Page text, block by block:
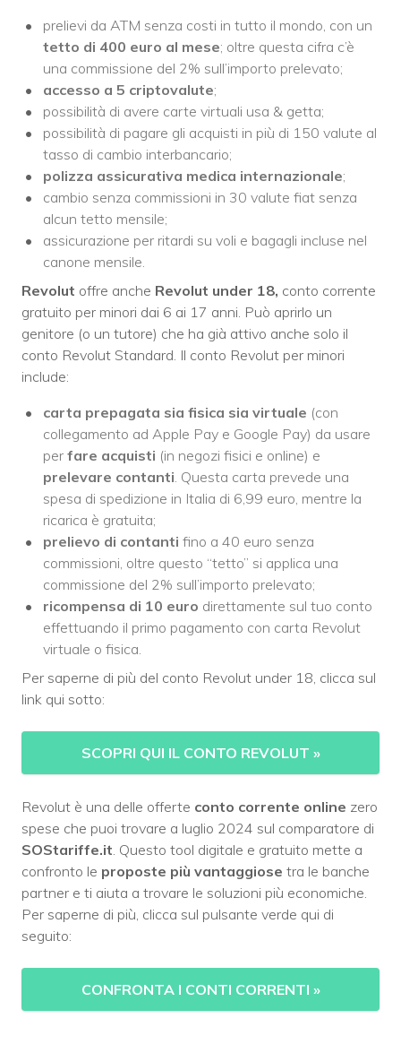
prelievi da ATM senza costi in tutto il mondo, con un
tetto di 400 euro al mese; oltre questa cifra c’è
una commissione del 2% sull’importo prelevato;
accesso a 5 criptovalute;
possibilità di avere carte virtuali usa & getta;
possibilità di pagare gli acquisti in più di 150 valute al
tasso di cambio interbancario;
polizza assicurativa medica internazionale;
cambio senza commissioni in 30 valute fiat senza
alcun tetto mensile;
assicurazione per ritardi su voli e bagagli incluse nel
canone mensile.
Revolut offre anche Revolut under 18, conto corrente
gratuito per minori dai 6 ai 17 anni. Può aprirlo un
genitore (o un tutore) che ha già attivo anche solo il
conto Revolut Standard. Il conto Revolut per minori
include:
carta prepagata sia fisica sia virtuale (con
collegamento ad Apple Pay e Google Pay) da usare
per fare acquisti (in negozi fisici e online) e
prelevare contanti. Questa carta prevede una
spesa di spedizione in Italia di 6,99 euro, mentre la
ricarica è gratuita;
prelievo di contanti fino a 40 euro senza
commissioni, oltre questo “tetto” si applica una
commissione del 2% sull’importo prelevato;
ricompensa di 10 euro direttamente sul tuo conto
effettuando il primo pagamento con carta Revolut
virtuale o fisica.
Per saperne di più del conto Revolut under 18, clicca sul
link qui sotto:
SCOPRI QUI IL CONTO REVOLUT »
Revolut è una delle offerte conto corrente online zero
spese che puoi trovare a luglio 2024 sul comparatore di
SOStariffe.it. Questo tool digitale e gratuito mette a
confronto le proposte più vantaggiose tra le banche
partner e ti aiuta a trovare le soluzioni più economiche.
Per saperne di più, clicca sul pulsante verde qui di
seguito:
CONFRONTA I CONTI CORRENTI »